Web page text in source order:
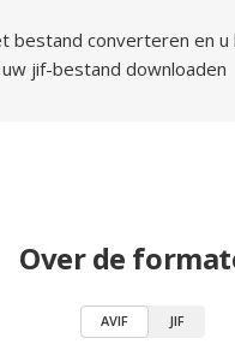
bestand converteren en
jif-bestand downloaden
Over de
AVIF JIF